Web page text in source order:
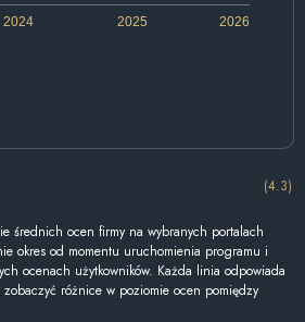
2024 2026
2025
(4.3)
średnich ocen firmy na wybranych portalach
okres od momentu uruchomienia programu i
ocenach użytkowników. Każda linia odpowiada
różnice w poziomie ocen pomiędzy